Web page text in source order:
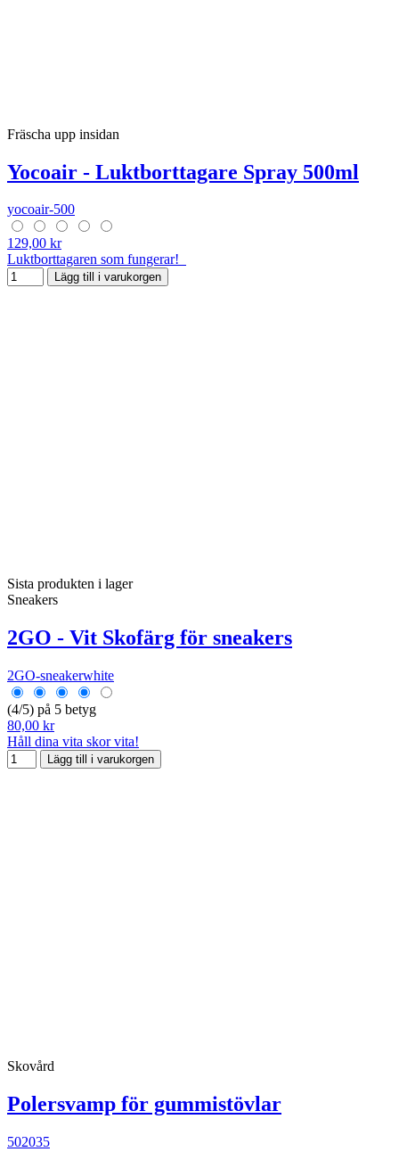
Fräscha upp insidan
Yocoair - Luktborttagare Spray 500ml
yocoair-500
129,00 kr
Luktborttagaren som fungerar!
Lägg till i varukorgen
Sista produkten i lager
Sneakers
2GO - Vit Skofärg för sneakers
2GO-sneakerwhite
(4/5) på 5 betyg
80,00 kr
Håll dina vita skor vita!
Lägg till i varukorgen
Skovård
Polersvamp för gummistövlar
502035